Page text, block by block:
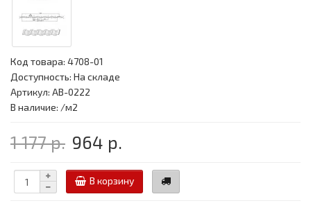
Код товара: 4708-01
Доступность: На складе
Артикул: АВ-0222
В наличие: /м2
1 177 р. 964 р.
В корзину